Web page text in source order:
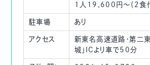
1人19,600円〜（2食付
駐車場 あり
アクセス
新東名高速道路・第二
城」ICより車で50分